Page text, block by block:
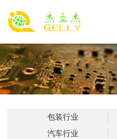
包装行业
汽车行业